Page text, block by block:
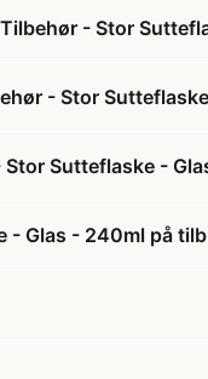
- Stor
- Stor
Sutteflaske -
- Glas - 240ml på